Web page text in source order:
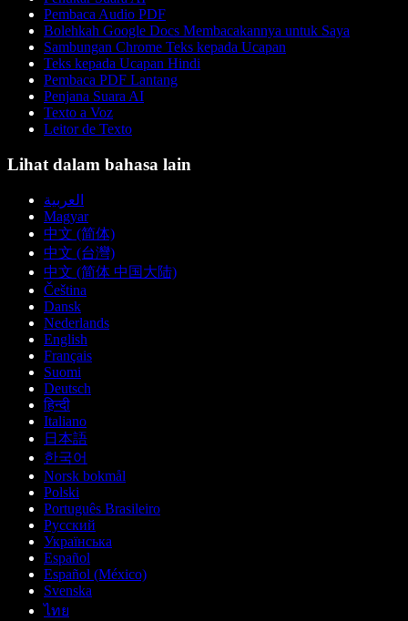
Pembaca Audio PDF
Bolehkah Google Docs Membacakannya untuk Saya
Sambungan Chrome Teks kepada Ucapan
Teks kepada Ucapan Hindi
Pembaca PDF Lantang
Penjana Suara AI
Texto a Voz
Leitor de Texto
Lihat dalam bahasa lain
العربية
Magyar
中文 (简体)
中文 (台灣)
中文 (简体 中国大陆)
Čeština
Dansk
Nederlands
English
Français
Suomi
Deutsch
हिन्दी
Italiano
日本語
한국어
Norsk bokmål
Polski
Português Brasileiro
Русский
Українська
Español
Español (México)
Svenska
ไทย